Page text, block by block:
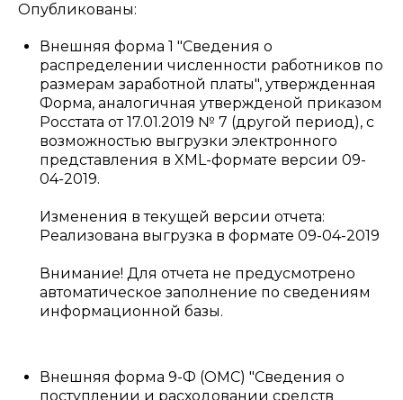
Опубликованы:
Внешняя форма 1 "Сведения о
распределении численности работников по
размерам заработной платы", утвержденная
Форма, аналогичная утвержденой приказом
Росстата от 17.01.2019 № 7 (другой период), с
возможностью выгрузки электронного
представления в XML-формате версии 09-
04-2019.
Изменения в текущей версии отчета:
Реализована выгрузка в формате 09-04-2019
Внимание! Для отчета не предусмотрено
автоматическое заполнение по сведениям
информационной базы.
Внешняя форма 9-Ф (ОМС) "Сведения о
поступлении и расходовании средств